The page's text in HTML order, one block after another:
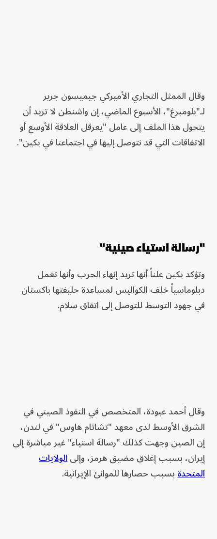
وقال الممثل التجاري الأميركي جيميسون جرير
لـ"بلومبرغ"، الأسبوع الماضي، إن واشنطن لا تريد أن
يتحول هذا الملف إلى عامل "يعرقل العلاقة الأوسع أو
الاتفاقات التي قد نتوصل إليها في اجتماعنا في بكين".
"رسالة استياء صينية"
وتؤكد بكين علناً أنها تريد إنهاء الحرب وأنها تعمل
دبلوماسياً خلف الكواليس لمساعدة حليفتها باكستان
في جهود التوسط للتوصل إلى اتفاق سلام.
وقال أحمد عبودة، المتخصص في النفوذ الصيني في
الشرق الأوسط لدى معهد "تشاتام هاوس" في لندن،
إن الصين وجهت كذلك "رسالة استياء" غير مباشرة إلى
إيران، بسبب إغلاق مضيق هرمز، وإلىالولايات
المتحدةبسبب حصارها للموانئ الإيرانية.